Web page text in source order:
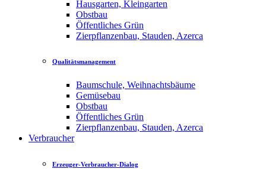
Hausgarten, Kleingarten
Obstbau
Öffentliches Grün
Zierpflanzenbau, Stauden, Azerca
Qualitätsmanagement
Baumschule, Weihnachtsbäume
Gemüsebau
Obstbau
Öffentliches Grün
Zierpflanzenbau, Stauden, Azerca
Verbraucher
Erzeuger-Verbraucher-Dialog